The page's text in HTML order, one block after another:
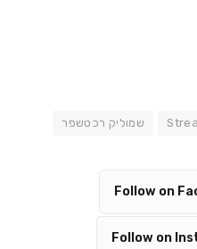
שמוליק רכטשפר
Follow on
Follow on